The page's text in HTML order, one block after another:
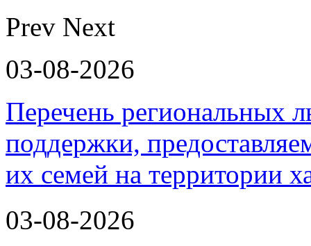
Prev Next
03-08-2026
Перечень региональных
поддержки,
их семей на территории
03-08-2026